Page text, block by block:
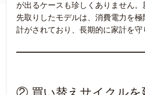
が出るケースも珍しくありません。
先取りしたモデルは、消費電力を極
計がされており、長期的に家計を守